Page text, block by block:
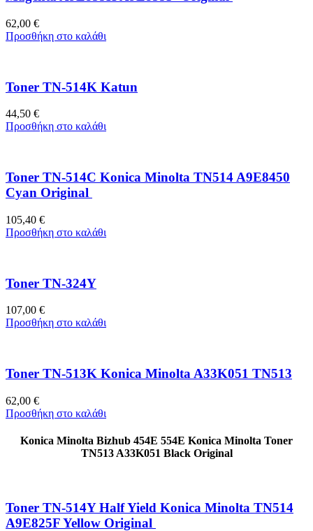
62,00 €
Προσθήκη στο καλάθι
Toner TN-514K Katun
44,50 €
Προσθήκη στο καλάθι
Toner TN-514C Konica Minolta TN514 A9E8450
Cyan Original
105,40 €
Προσθήκη στο καλάθι
Toner TN-324Y
107,00 €
Προσθήκη στο καλάθι
Toner TN-513K Konica Minolta A33K051 TN513
62,00 €
Προσθήκη στο καλάθι
Konica Minolta Bizhub 454E 554E Konica Minolta Toner
TN513 A33K051 Black Original
Toner TN-514Y Half Yield Konica Minolta TN514
A9E825F Yellow Original